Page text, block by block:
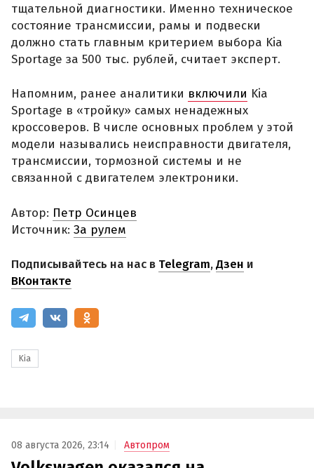
тщательной диагностики. Именно техническое
состояние трансмиссии, рамы и подвески
должно стать главным критерием выбора Kia
Sportage за 500 тыс. рублей, считает эксперт.
Напомним, ранее аналитики включили Kia
Sportage в «тройку» самых ненадежных
кроссоверов. В числе основных проблем у этой
модели назывались неисправности двигателя,
трансмиссии, тормозной системы и не
связанной с двигателем электроники.
Автор: Петр Осинцев
Источник: За рулем
Подписывайтесь на нас в Telegram,Дзен и
ВКонтакте
Kia
08 августа 2026, 23:14 Автопром